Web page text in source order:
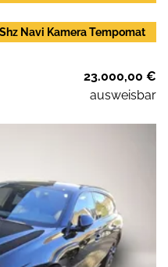
Navi Kamera Tempomat
23.000,00 €
ausweisbar